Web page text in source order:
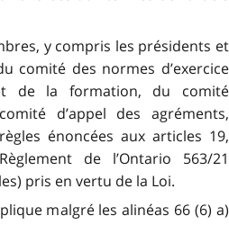
y compris les présidents et
comité des normes d’exercice
de la formation, du comité
d’appel des agréments,
énoncées aux articles 19,
de l’Ontario 563/21
pris en vertu de la Loi.
malgré les alinéas 66 (6) a)